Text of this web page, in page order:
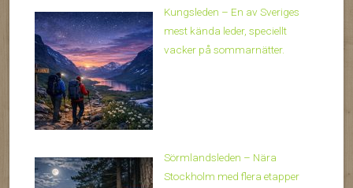
Kungsleden – En av Sveriges
mest kända leder, speciellt
vacker på sommarnätter.
Sörmlandsleden – Nära
Stockholm med flera etapper